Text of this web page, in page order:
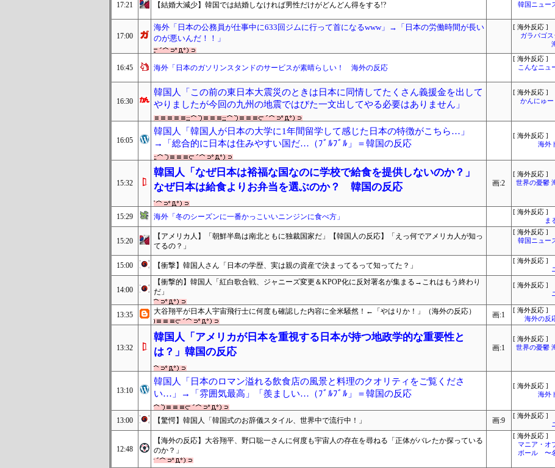
17:21 【結婚大減少】韓国では結婚しなければ男性だけがどんどん得をする!?
韓国ニュー
17:00
海外「日本の公務員が仕事中に633回ジムに行って首になるwww」→「日本の労働時間が長い
のが悪いんだ！！」
[ 海外反応 ]
ガラパゴ
16:45 海外「日本のガソリンスタンドのサービスが素晴らしい！ 海外の反応
[ 海外反応 ]
こんなニュ
16:30
韓国人「この前の東日本大震災のときは日本に同情してたくさん義援金を出して
やりましたが今回の九州の地震ではびた一文出してやる必要はありません」
[ 海外反応 ]
かんにゅー
16:05
韓国人「韓国人が日本の大学に1年間留学して感じた日本の特徴がこちら…」
→「総合的に日本は住みやすい国だ…（ﾌﾞﾙﾌﾞﾙ」＝韓国の反応
[ 海外反応 ]
海外
15:32
韓国人「なぜ日本は裕福な国なのに学校で給食を提供しないのか？」
なぜ日本は給食よりお弁当を選ぶのか？ 韓国の反応
画:2
[ 海外反応 ]
世界の憂鬱
15:29 海外「冬のシーズンに一番かっこいいニンジンに食べ方」
[ 海外反応 ]
ま
15:20
【アメリカ人】「朝鮮半島は南北ともに独裁国家だ」【韓国人の反応】「えっ何でアメリカ人が知っ
てるの？」
[ 海外反応 ]
韓国ニュー
15:00 【衝撃】韓国人さん「日本の学歴、実は親の資産で決まってるって知ってた？」
[ 海外反応 ]
14:00
【衝撃的】韓国人「紅白歌合戦、ジャニーズ変更＆KPOP化に反対署名が集まる→これはもう終わり
だ」
[ 海外反応 ]
13:35 大谷翔平が日本人宇宙飛行士に何度も確認した内容に全米騒然！←「やはりか！」（海外の反応） 画:1
[ 海外反応 ]
海外の反
13:32
韓国人「アメリカが日本を重視する日本が持つ地政学的な重要性と
は？」韓国の反応
画:1
[ 海外反応 ]
世界の憂鬱
13:10
韓国人「日本のロマン溢れる飲食店の風景と料理のクオリティをご覧くださ
い…」→「雰囲気最高」「羨ましい…（ﾌﾞﾙﾌﾞﾙ」＝韓国の反応
[ 海外反応 ]
海外
13:00 【驚愕】韓国人「韓国式のお辞儀スタイル、世界中で流行中！」 画:9
[ 海外反応 ]
12:48
【海外の反応】大谷翔平、野口聡一さんに何度も宇宙人の存在を尋ねる「正体がバレたか探っている
のか？」
[ 海外反応 ]
マニア・オ
ボール 〜